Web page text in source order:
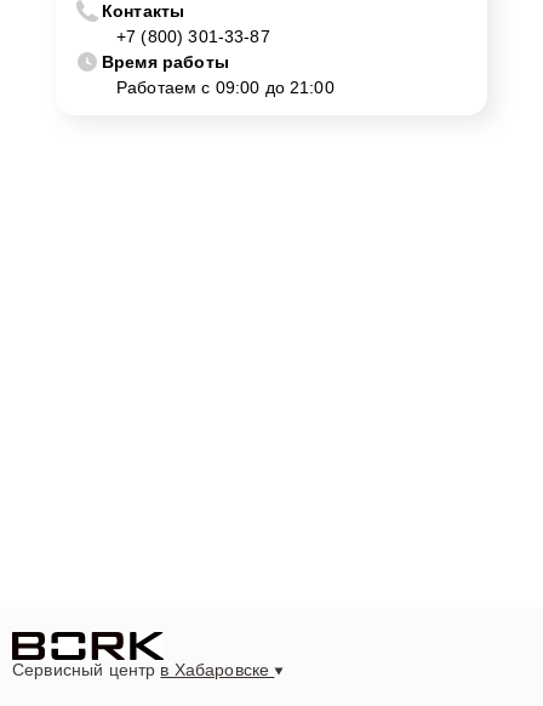
Контакты
+7 (800) 301-33-87
Время работы
Работаем с 09:00 до 21:00
Сервисный центр в Хабаровске